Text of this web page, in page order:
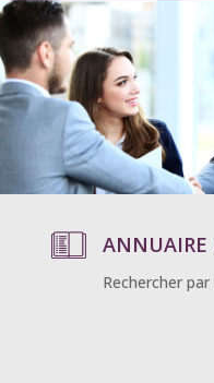
ANNUAIRE
Rechercher